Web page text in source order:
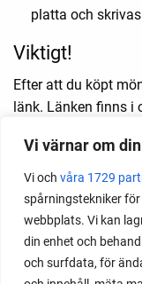
Vi värnar om
Vi och våra 1729
spårningstekniker
webbplats. Vi kan
din enhet och
och surfdata, för
platta och
Viktigt!
Efter att du köpt
länk. Länken finns i
ditt köp om du går
väljer ORDRAR i
vid rätt order. Då
Länken är inte
din webbläsare.
din dator för att